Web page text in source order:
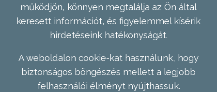
működjön, könnyen megtalálja az Ön által
keresett információt, és figyelemmel kísérik
hirdetéseink hatékonyságát.
A weboldalon cookie-kat használunk, hogy
biztonságos böngészés mellett a legjobb
felhasználói élményt nyújthassuk.